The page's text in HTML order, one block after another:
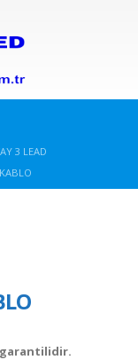
3 LEAD
garantilidir.